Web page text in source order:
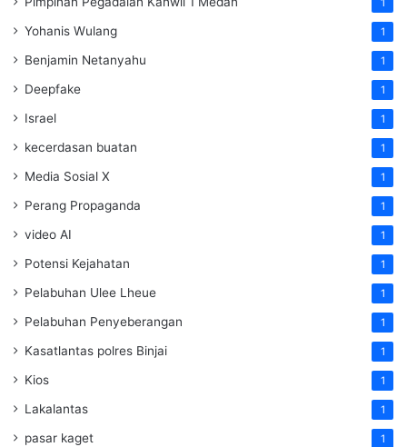
1
Yohanis Wulang 1
Benjamin Netanyahu 1
Deepfake 1
Israel 1
kecerdasan buatan 1
Media Sosial X 1
Perang Propaganda 1
video AI 1
Potensi Kejahatan 1
Pelabuhan Ulee Lheue 1
Pelabuhan Penyeberangan 1
Kasatlantas polres Binjai 1
Kios 1
Lakalantas 1
pasar kaget 1